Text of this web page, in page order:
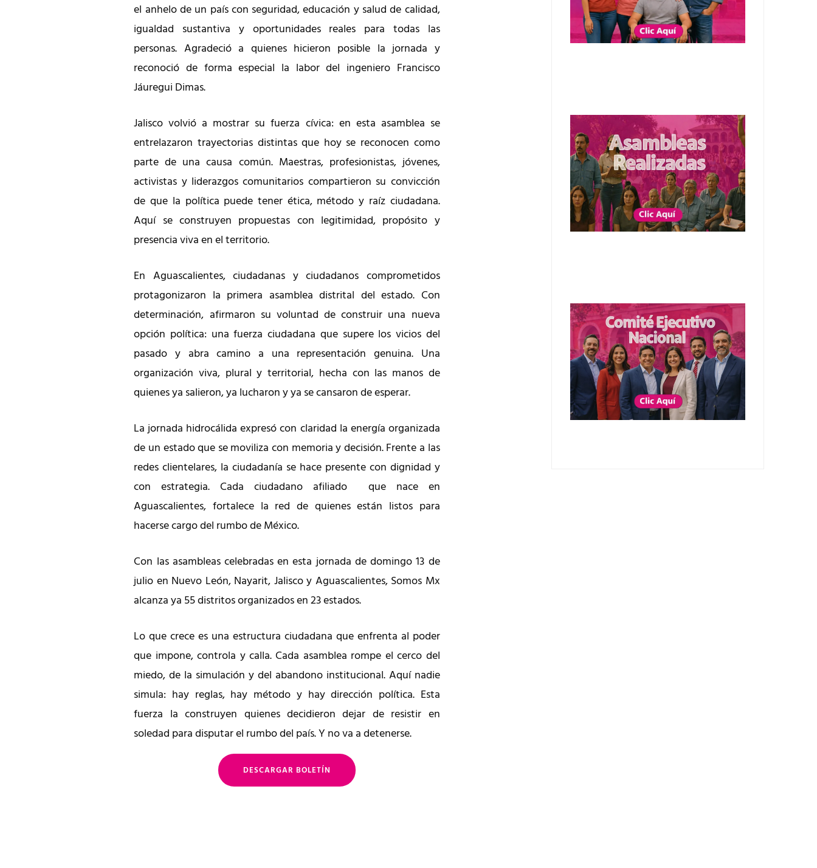
el anhelo de un país con seguridad, educación y salud de calidad,
igualdad sustantiva y oportunidades reales para todas las
personas. Agradeció a quienes hicieron posible la jornada y
reconoció de forma especial la labor del ingeniero Francisco
Jáuregui Dimas.
Jalisco volvió a mostrar su fuerza cívica: en esta asamblea se
entrelazaron trayectorias distintas que hoy se reconocen como
parte de una causa común. Maestras, profesionistas, jóvenes,
activistas y liderazgos comunitarios compartieron su convicción
de que la política puede tener ética, método y raíz ciudadana.
Aquí se construyen propuestas con legitimidad, propósito y
presencia viva en el territorio.
En Aguascalientes, ciudadanas y ciudadanos comprometidos
protagonizaron la primera asamblea distrital del estado. Con
determinación, afirmaron su voluntad de construir una nueva
opción política: una fuerza ciudadana que supere los vicios del
pasado y abra camino a una representación genuina. Una
organización viva, plural y territorial, hecha con las manos de
quienes ya salieron, ya lucharon y ya se cansaron de esperar.
La jornada hidrocálida expresó con claridad la energía organizada
de un estado que se moviliza con memoria y decisión. Frente a las
redes clientelares, la ciudadanía se hace presente con dignidad y
con estrategia. Cada ciudadano afiliado que nace en
Aguascalientes, fortalece la red de quienes están listos para
hacerse cargo del rumbo de México.
Con las asambleas celebradas en esta jornada de domingo 13 de
julio en Nuevo León, Nayarit, Jalisco y Aguascalientes, Somos Mx
alcanza ya 55 distritos organizados en 23 estados.
Lo que crece es una estructura ciudadana que enfrenta al poder
que impone, controla y calla. Cada asamblea rompe el cerco del
miedo, de la simulación y del abandono institucional. Aquí nadie
simula: hay reglas, hay método y hay dirección política. Esta
fuerza la construyen quienes decidieron dejar de resistir en
soledad para disputar el rumbo del país. Y no va a detenerse.
DESCARGAR BOLETÍN